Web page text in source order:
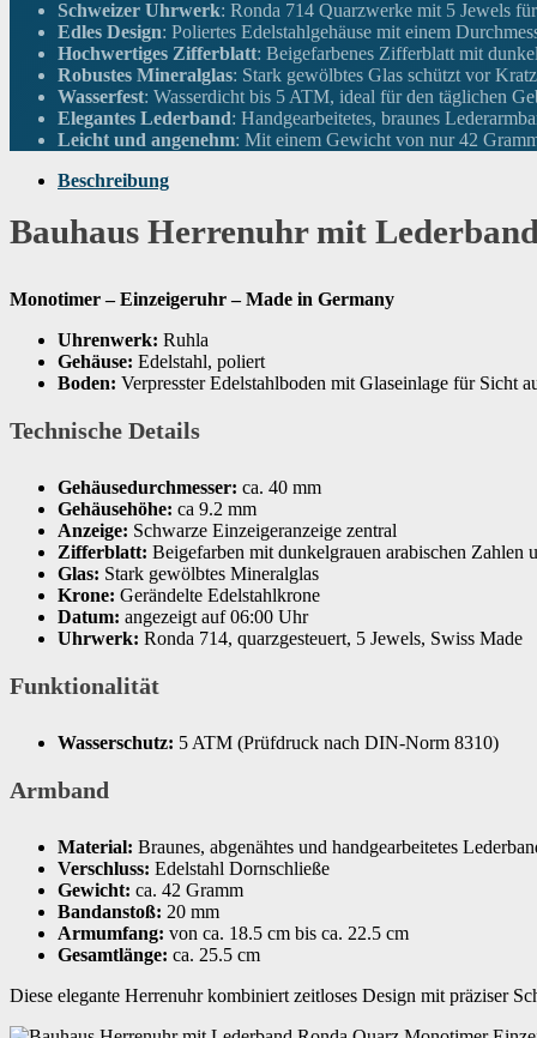
Armbandmaterial Leder
Trägerbreite 20
Zifferblattfarbe
Gewicht 42 Gramm
Uhrwerk Quarz
Garantie
Wenn dieses Produkt von Amazon
Schweizer Uhrwerk: Ronda 714 Quarzwerke mit 5 Jewels
Edles Design: Poliertes Edelstahlgehäuse mit einem
Hochwertiges Zifferblatt: Beigefarbenes Zifferblatt mit
Robustes Mineralglas: Stark gewölbtes Glas schützt vor
Wasserfest: Wasserdicht bis 5 ATM, ideal für den täglichen
Elegantes Lederband: Handgearbeitetes, braunes
Leicht und angenehm: Mit einem Gewicht von nur 42
Beschreibung
Bauhaus Herrenuhr mit
Monotimer – Einzeigeruhr – Made in Germany
Uhrenwerk: Ruhla
Gehäuse: Edelstahl, poliert
Boden: Verpresster Edelstahlboden mit Glaseinlage für Sicht
Technische Details
Gehäusedurchmesser: ca. 40 mm
Gehäusehöhe: ca 9.2 mm
Anzeige: Schwarze Einzeigeranzeige zentral
Zifferblatt: Beigefarben mit dunkelgrauen arabischen Zahlen
Glas: Stark gewölbtes Mineralglas
Krone: Gerändelte Edelstahlkrone
Datum: angezeigt auf 06:00 Uhr
Uhrwerk: Ronda 714, quarzgesteuert, 5 Jewels, Swiss Made
Funktionalität
Wasserschutz: 5 ATM (Prüfdruck nach DIN-Norm 8310)
Armband
Material: Braunes, abgenähtes und handgearbeitetes
Verschluss: Edelstahl Dornschließe
Gewicht: ca. 42 Gramm
Bandanstoß: 20 mm
Armumfang: von ca. 18.5 cm bis ca. 22.5 cm
Gesamtlänge: ca. 25.5 cm
Diese elegante Herrenuhr kombiniert zeitloses Design mit präziser